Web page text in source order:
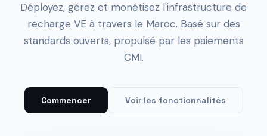
Déployez, gérez et monétisez l'infrastructure de
recharge VE à travers le Maroc. Basé sur des
standards ouverts, propulsé par les paiements
CMI.
Commencer Voir les fonctionnalités